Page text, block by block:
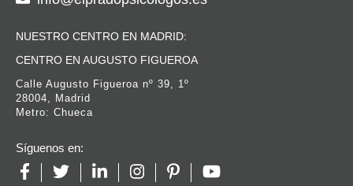
NUESTRO CENTRO EN MADRID:
CENTRO EN AUGUSTO FIGUEROA
Calle Augusto Figueroa nº 39, 1º
28004, Madrid
Metro: Chueca
Síguenos en: